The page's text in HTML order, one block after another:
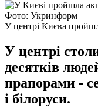
Фото: Укринформ
У центрі Києва
У центрі
десятків
прапорами -
і білоруси.